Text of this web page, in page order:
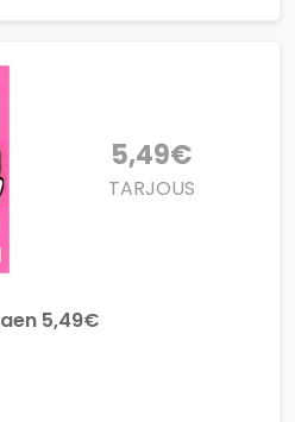
5,49€
TARJOUS
5,49€